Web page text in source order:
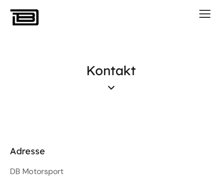
Kontakt
Adresse
DB Motorsport